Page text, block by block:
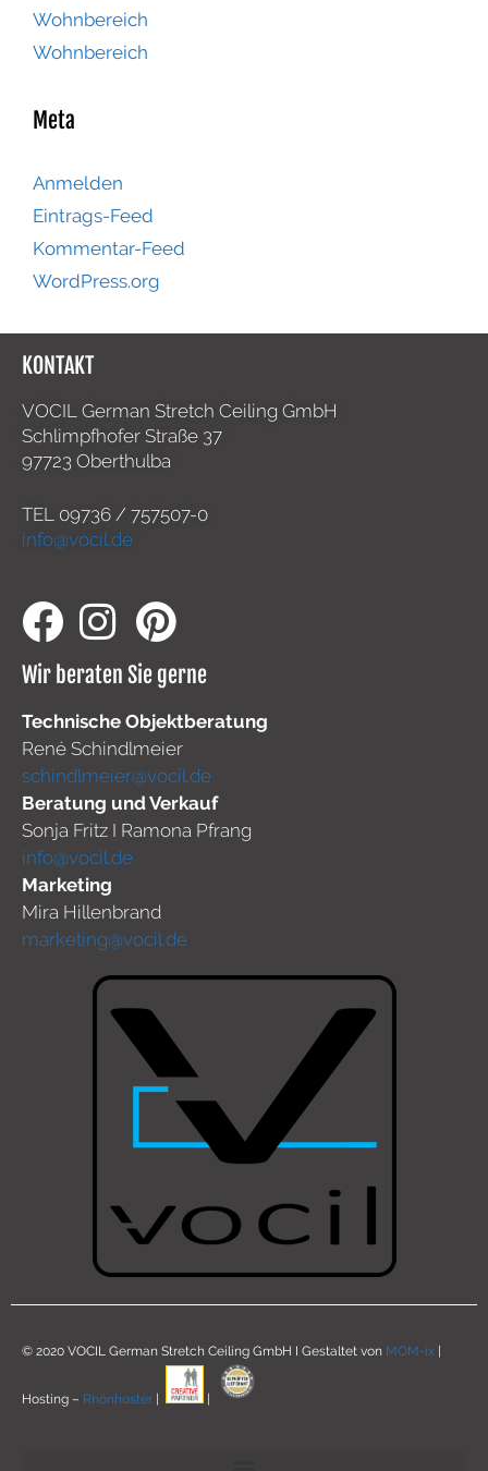
Wohnbereich
Wohnbereich
Meta
Anmelden
Eintrags-Feed
Kommentar-Feed
WordPress.org
KONTAKT
VOCIL German Stretch Ceiling GmbH
Schlimpfhofer Straße 37
97723 Oberthulba
TEL 09736 / 757507-0
info@vocil.de
Wir beraten Sie gerne
Technische Objektberatung
René Schindlmeier
schindlmeier@vocil.de
Beratung und Verkauf
Sonja Fritz I Ramona Pfrang
info@vocil.de
Marketing
Mira Hillenbrand
marketing@vocil.de
© 2020 VOCIL German Stretch Ceiling GmbH I Gestaltet von MOM-ix |
Hosting – Rhönhoster | |